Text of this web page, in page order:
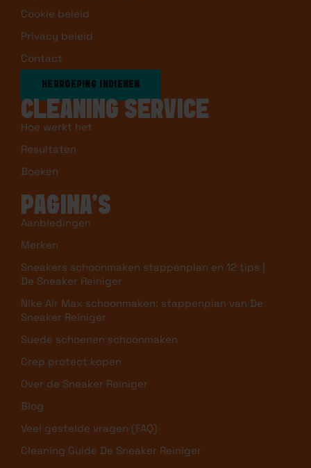
Cookie beleid
Privacy beleid
Contact
HERROEPING INDIENEN
CLEANING SERVICE
Hoe werkt het
Resultaten
Boeken
PAGINA’S
Aanbiedingen
Merken
Sneakers schoonmaken stappenplan en 12 tips |
De Sneaker Reiniger
Nike Air Max schoonmaken: stappenplan van De
Sneaker Reiniger
Suede schoenen schoonmaken
Crep protect kopen
Over de Sneaker Reiniger
Blog
Veel gestelde vragen (FAQ)
Cleaning Guide De Sneaker Reiniger